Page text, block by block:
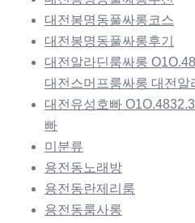
대전봉명동풀싸롱코스
대전봉명동풀싸롱후기
대전알라딘룸싸롱
대전스머프룸싸롱 대전알
대전유성호빠
빠
미분류
용전동노래방
용전동란제리룸
용전동룸사롱